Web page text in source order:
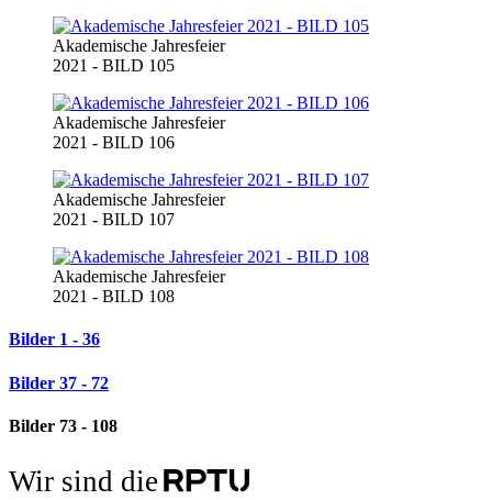
Akademische Jahresfeier
2021 - BILD 105
Akademische Jahresfeier
2021 - BILD 106
Akademische Jahresfeier
2021 - BILD 107
Akademische Jahresfeier
2021 - BILD 108
Bilder 1 - 36
Bilder 37 - 72
Bilder 73 - 108
Wir sind die